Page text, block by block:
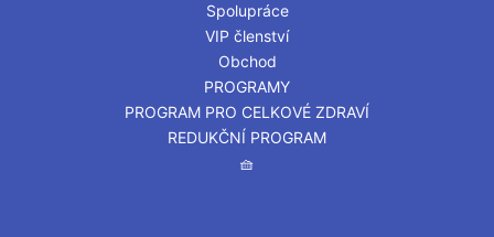
Spolupráce
VIP členství
Obchod
PROGRAMY
PROGRAM PRO CELKOVÉ ZDRAVÍ
REDUKČNÍ PROGRAM
🧺